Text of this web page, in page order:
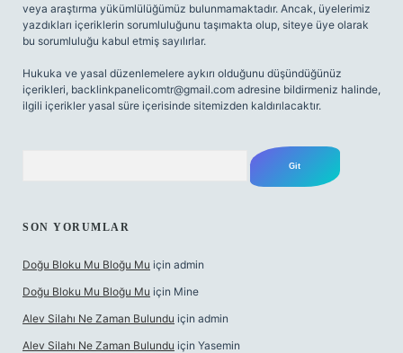
veya araştırma yükümlülüğümüz bulunmamaktadır. Ancak, üyelerimiz
yazdıkları içeriklerin sorumluluğunu taşımakta olup, siteye üye olarak
bu sorumluluğu kabul etmiş sayılırlar.
Hukuka ve yasal düzenlemelere aykırı olduğunu düşündüğünüz
içerikleri, backlinkpanelicomtr@gmail.com adresine bildirmeniz halinde,
ilgili içerikler yasal süre içerisinde sitemizden kaldırılacaktır.
SON YORUMLAR
Doğu Bloku Mu Bloğu Mu için admin
Doğu Bloku Mu Bloğu Mu için Mine
Alev Silahı Ne Zaman Bulundu için admin
Alev Silahı Ne Zaman Bulundu için Yasemin